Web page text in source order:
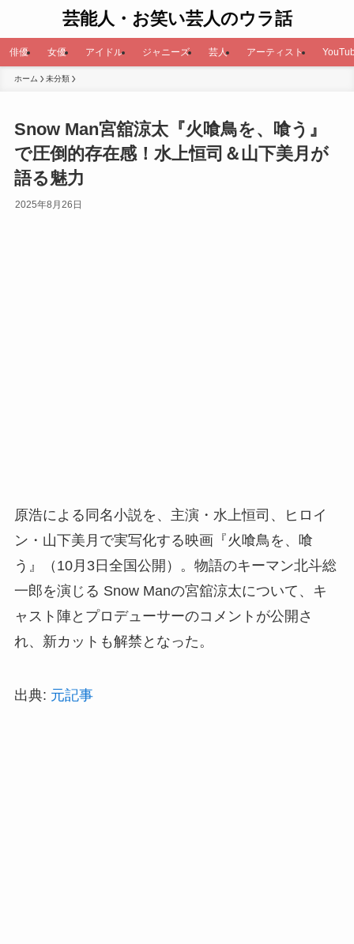
芸能人・お笑い芸人のウラ話
俳優 女優 アイドル ジャニーズ 芸人 アーティスト
ホーム 未分類
Snow Man宮舘涼太『火喰鳥を、喰う』
で圧倒的存在感！水上恒司＆山下美月が
語る魅力
2025年8月26日
原浩による同名小説を、主演・水上恒司、ヒロイ
ン・山下美月で実写化する映画『火喰鳥を、喰
う』（10月3日全国公開）。物語のキーマン北斗総
一郎を演じる Snow Manの宮舘涼太について、キ
ャスト陣とプロデューサーのコメントが公開さ
れ、新カットも解禁となった。
出典: 元記事